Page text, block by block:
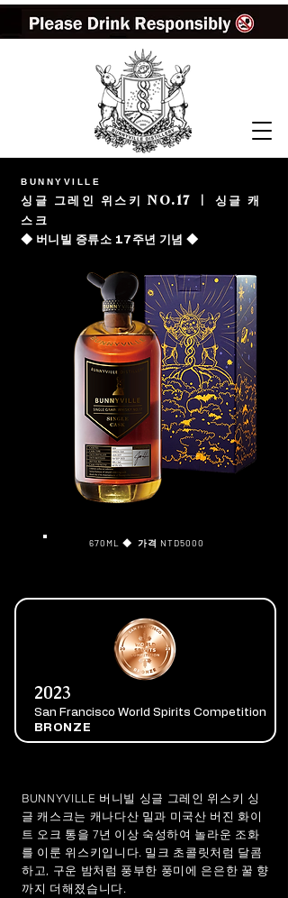
BUNNYVILLE
싱글 그레인 위스키 NO.17 | 싱글 캐
스크
◆ 버니빌 증류소 17주년 기념 ◆
670ML ◆ 가격 NTD5000
2023
San Francisco World Spirits Competition
BRONZE
BUNNYVILLE 버니빌 싱글 그레인 위스키 싱
글 캐스크는 캐나다산 밀과 미국산 버진 화이
트 오크 통을 7년 이상 숙성하여 놀라운 조화
를 이룬 위스키입니다. 밀크 초콜릿처럼 달콤
하고, 구운 밤처럼 풍부한 풍미에 은은한 꿀 향
까지 더해졌습니다.